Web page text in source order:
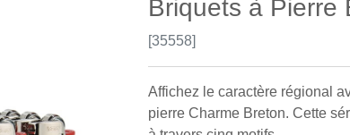
Briquets à Pierre
[35558]
Affichez le caractère régional
pierre Charme Breton. Cette